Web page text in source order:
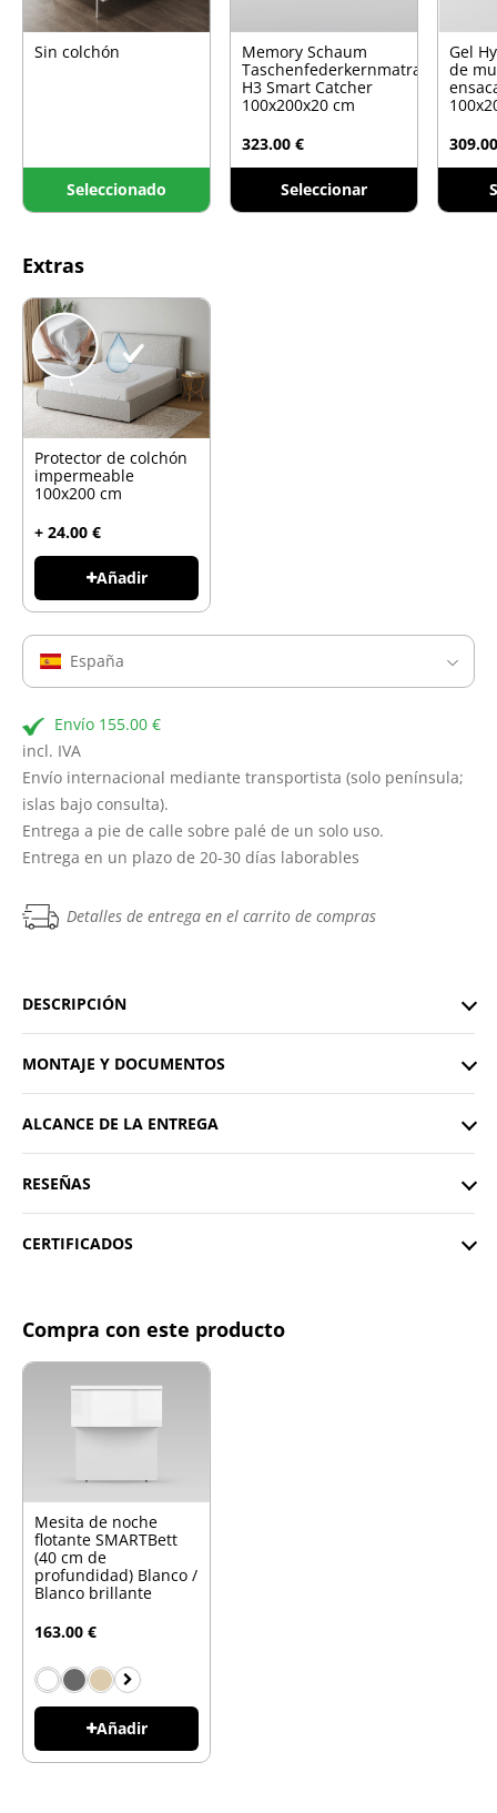
Sin colchón
Seleccionado
Memory Schaum
Taschenfederkernmatratze
H3 Smart Catcher
100x200x20 cm
323.00 €
Seleccionar
Gel
de
Extras
Protector de colchón
impermeable
100x200 cm
+ 24.00 €
Añadir
España
Envío 155.00 €
incl. IVA
Envío internacional mediante transportista (solo península;
islas bajo consulta).
Entrega a pie de calle sobre palé de un solo uso.
Entrega en un plazo de 20-30 días laborables
Detalles de entrega en el carrito de compras
DESCRIPCIÓN
MONTAJE Y DOCUMENTOS
ALCANCE DE LA ENTREGA
RESEÑAS
CERTIFICADOS
Compra con este producto
Mesita de noche
flotante SMARTBett
(40 cm de
profundidad) Blanco /
Blanco brillante
163.00 €
Añadir